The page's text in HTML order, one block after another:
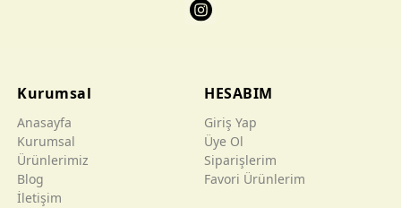
Kurumsal
Anasayfa
Kurumsal
Ürünlerimiz
Blog
İletişim
HESABIM
Giriş Yap
Üye Ol
Siparişlerim
Favori Ürünlerim